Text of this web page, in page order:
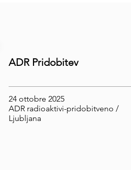
ADR Pridobitev
24 ottobre 2025
ADR radioaktivi-pridobitveno /
Ljubljana